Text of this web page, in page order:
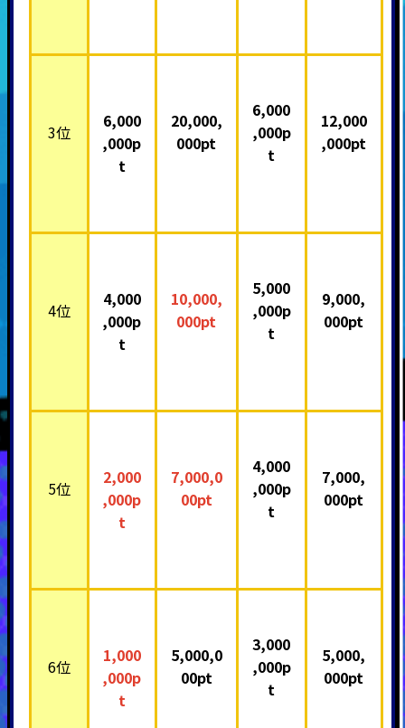
3位
6,000
,000p
t
20,000,
000pt
6,000
,000p
t
12,000
,000pt
4位
4,000
,000p
t
10,000,
000pt
5,000
,000p
t
9,000,
000pt
5位
2,000
,000p
t
7,000,0
00pt
4,000
,000p
t
7,000,
000pt
6位
1,000
,000p
t
5,000,0
00pt
3,000
,000p
t
5,000,
000pt